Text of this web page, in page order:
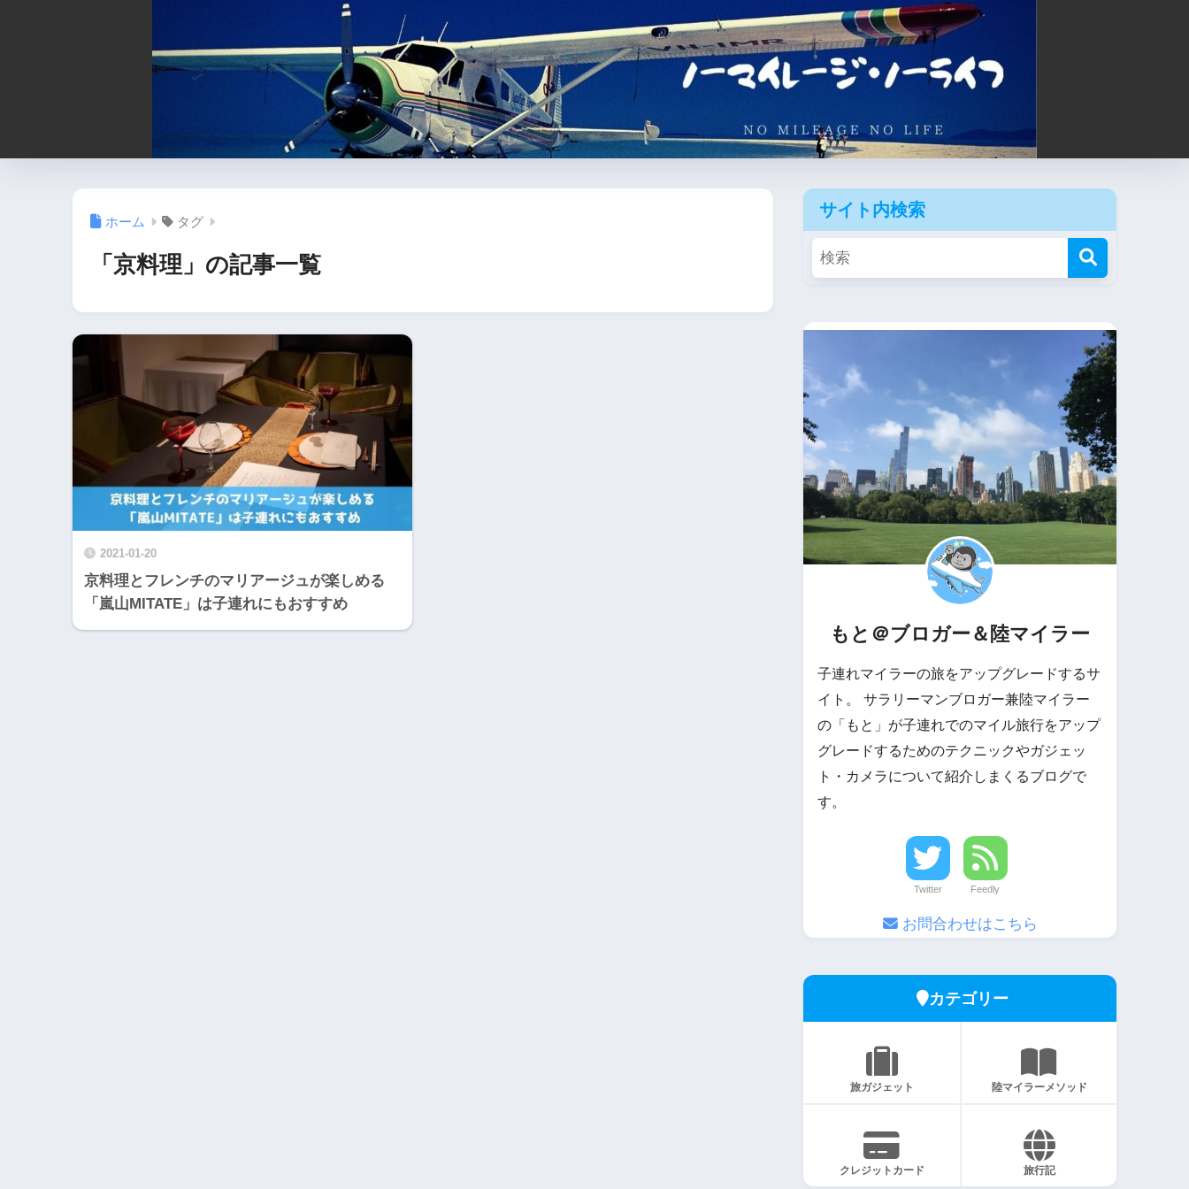
ホーム タグ
「京料理」の記事一覧
2021-01-20
京料理とフレンチのマリアージュが楽しめる
「嵐山MITATE」は子連れにもおすすめ
サイト内検索
もと＠ブロガー＆陸マイラー
子連れマイラーの旅をアップグレードするサ
イト。 サラリーマンブロガー兼陸マイラー
の「もと」が子連れでのマイル旅行をアップ
グレードするためのテクニックやガジェッ
ト・カメラについて紹介しまくるブログで
す。
Twitter Feedly
お問合わせはこちら
カテゴリー
旅ガジェット 陸マイラーメソッド
クレジットカード 旅行記